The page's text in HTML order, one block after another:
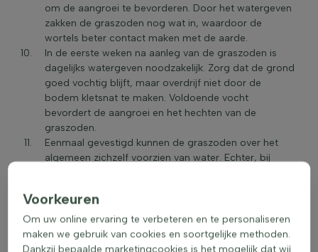
om de aangroei te bevorderen. Door het watergeven
zakken de graszoden nog wat in, waardoor de
wortels beter contact maken met de aarde.
In de eerste weken na aanleg van de graszoden is
dagelijks watergeven noodzakelijk. Zorg dat de grond
goed vochtig blijft, maar overdrijf niet door de
bodem kletsnat te maken. Voldoende vocht
bevordert de aangroei en het hechten van de
graszoden.
Eenmaal gevestigd kunnen de graszoden over het
algemeen zichzelf voorzien van water. Echter, bij
dat het gazon een gele/bruine kleur krijgt.
Overige informatie
Het wordt niet aangeraden om snel over uw pas
Voorkeuren
Om uw online ervaring te verbeteren en te personaliseren
maken we gebruik van cookies en soortgelijke methoden.
Dankzij bepaalde marketingcookies is het mogelijk dat wij